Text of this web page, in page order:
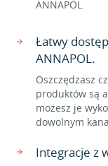
ANNAPOL.
Łatwy
ANNAPOL.
Oszczędzasz
produktów są
możesz je
dowolnym
Integracje z